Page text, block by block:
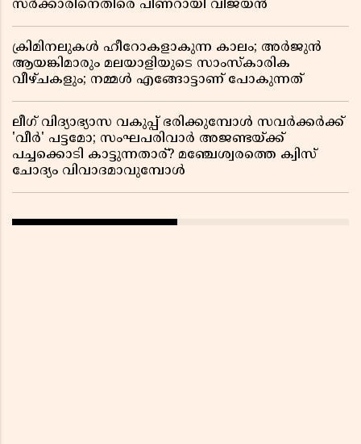
സർക്കാരിനെതിരെ പിണറായി വിജയൻ
ക്രിമിനലുകൾ ഹീറോകളാകുന്ന കാലം; അർജുൻ
ആയങ്കിമാരും മലയാളിയുടെ സാംസ്കാരിക
വീഴ്ചകളും; നമ്മൾ എങ്ങോട്ടാണ് പോകുന്നത്
ലീഗ് വിദ്യാഭ്യാസ വകുപ്പ് ഭരിക്കുമ്പോൾ സവർക്കർക്ക്
'വീർ' പട്ടമോ; സംഘപരിവാർ അജണ്ടയ്ക്ക്
പച്ചക്കൊടി കാട്ടുന്നതാര്? മഞ്ചേശ്വരത്തെ ക്വിസ്
ചോദ്യം വിവാദമാവുമ്പോൾ